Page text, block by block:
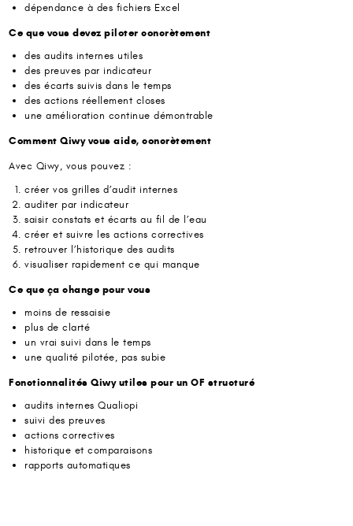
dépendance à des fichiers Excel
Ce que vous devez piloter concrètement
des audits internes utiles
des preuves par indicateur
des écarts suivis dans le temps
des actions réellement closes
une amélioration continue démontrable
Comment Qiwy vous aide, concrètement
Avec Qiwy, vous pouvez :
créer vos grilles d’audit internes
auditer par indicateur
saisir constats et écarts au fil de l’eau
créer et suivre les actions correctives
retrouver l’historique des audits
visualiser rapidement ce qui manque
Ce que ça change pour vous
moins de ressaisie
plus de clarté
un vrai suivi dans le temps
une qualité pilotée, pas subie
Fonctionnalités Qiwy utiles pour un OF structuré
audits internes Qualiopi
suivi des preuves
actions correctives
historique et comparaisons
rapports automatiques